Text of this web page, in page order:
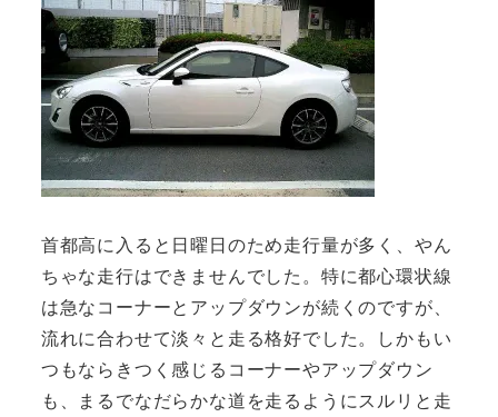
首都高に入ると日曜日のため走行量が多く、やん
ちゃな走行はできませんでした。特に都心環状線
は急なコーナーとアップダウンが続くのですが、
流れに合わせて淡々と走る格好でした。しかもい
つもならきつく感じるコーナーやアップダウン
も、まるでなだらかな道を走るようにスルリと走